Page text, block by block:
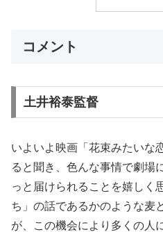
コメント
土井裕泰監督
いよいよ映画「花束みたいな
ると聞き、色んな事情で劇場
っと届けられることを嬉しく
ち」の話であるかのような麦
が、この機会により多くの人